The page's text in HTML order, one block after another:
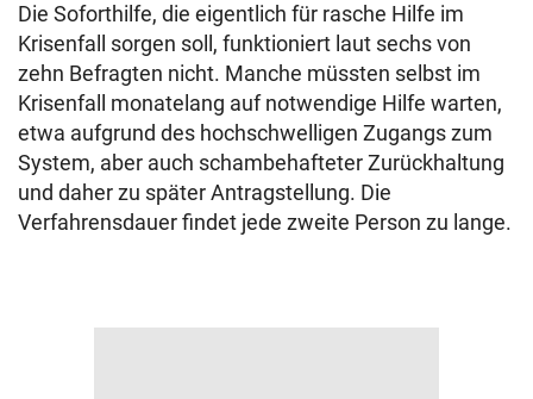
Die Soforthilfe, die eigentlich für rasche Hilfe im
Krisenfall sorgen soll, funktioniert laut sechs von
zehn Befragten nicht. Manche müssten selbst im
Krisenfall monatelang auf notwendige Hilfe warten,
etwa aufgrund des hochschwelligen Zugangs zum
System, aber auch schambehafteter Zurückhaltung
und daher zu später Antragstellung. Die
Verfahrensdauer findet jede zweite Person zu lange.